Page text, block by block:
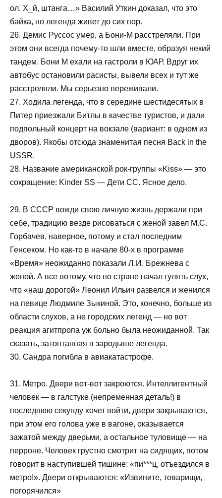
ол. Х_й, штанга…» Василий Уткин доказал, что это
байка, но легенда живет до сих пор.
26. Демис Руссос умер, а Бони-М расстреляли. При
этом они всегда почему-то шли вместе, образуя некий
тандем. Бони М ехали на гастроли в ЮАР. Вдруг их
автобус остановили расисты, вывели всех и тут же
расстреляли. Мы серьезно переживали.
27. Ходила легенда, что в середине шестидесятых в
Питер приезжали Битлы в качестве туристов, и дали
подпольный концерт на вокзале (вариант: в одном из
дворов). Якобы отсюда знаменитая песня Back in the
USSR.
28. Название американской рок-группы «Kiss» — это
сокращение: Kinder SS — Дети СС. Ясное дело.
29. В СССР вожди свою личную жизнь держали при
себе, традицию везде рисоваться с женой завел М.С.
Горбачев, наверное, потому и стал последним
Генсеком. Но как-то в начале 80-х в программе
«Время» неожиданно показали Л.И. Брежнева с
женой. А все потому, что по стране начал гулять слух,
что «наш дорогой» Леонил Ильич развелся и женился
на певице Людмиле Зыкиной. Это, конечно, больше из
области слухов, а не городских легенд — но вот
реакция агитпропа уж больно была неожиданной. Так
сказать, затоптанная в зародыше легенда.
30. Сандра погибла в авиакатастрофе.
31. Метро. Двери вот-вот закроются. Интеллигентный
человек — в галстуке (непременная деталь!) в
последнюю секунду хочет войти, двери закрываются,
при этом его голова уже в вагоне, оказывается
зажатой между дверьми, а остальное туловище — на
перроне. Человек грустно смотрит на сидящих, потом
говорит в наступившей тишине: «пи***ц, отъездился в
метро!». Двери открываются: «Извините, товарищи,
погорячился»